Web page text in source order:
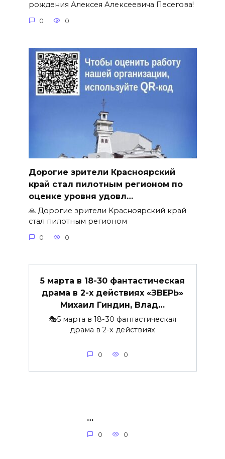
рождения Алексея Алексеевича Песегова!
0 0
Дорогие зрители Красноярский
край стал пилотным регионом по
оценке уровня удовл…
🙏 Дорогие зрители Красноярский край
стал пилотным регионом
0 0
5 марта в 18-30 фантастическая
драма в 2-х действиях «ЗВЕРЬ»
Михаил Гиндин, Влад…
🎭5 марта в 18-30 фантастическая
драма в 2-х действиях
0 0
…
0 0